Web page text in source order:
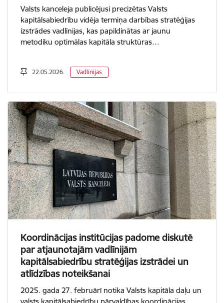
Valsts kanceleja publicējusi precizētas Valsts
kapitālsabiedrību vidēja termiņa darbības stratēģijas
izstrādes vadlīnijas, kas papildinātas ar jaunu
metodiku optimālas kapitāla struktūras…
22.05.2026. Vadlīnijas
Koordinācijas institūcijas padome diskutē
par atjaunotajām vadlīnijām
kapitālsabiedrību stratēģijas izstrādei un
atlīdzības noteikšanai
2025. gada 27. februārī notika Valsts kapitāla daļu un